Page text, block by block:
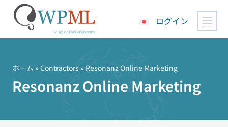
ス
ログイン
ホーム » Contractors » Resonanz Online Marketing
Resonanz Online Marketing